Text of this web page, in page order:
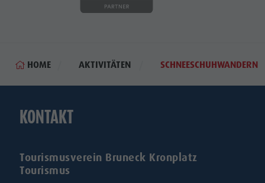
HOME AKTIVITÄTEN SCHNEESCHUHWANDERN
KONTAKT
Tourismusverein Bruneck Kronplatz
Tourismus